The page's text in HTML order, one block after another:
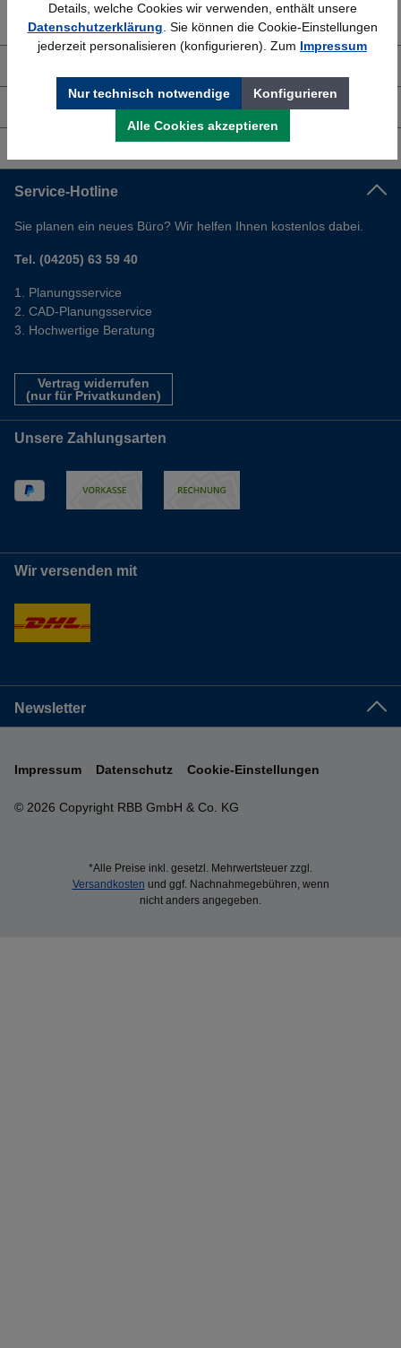
Bewährt seit 1958 (04205) 635940
Shop Service
Service-Hotline
Sie planen ein neues Büro? Wir helfen Ihnen kostenlos dabei.
Tel. (04205) 63 59 40
Planungsservice
CAD-Planungsservice
Hochwertige Beratung
Vertrag widerrufen
(nur für Privatkunden)
Unsere Zahlungsarten
Wir versenden mit
Newsletter
© 2026 Copyright RBB GmbH & Co. KG
Impressum Datenschutz Cookie-Einstellungen
*Alle Preise inkl. gesetzl. Mehrwertsteuer zzgl.
Versandkosten und ggf. Nachnahmegebühren, wenn
nicht anders angegeben.
Details, welche Cookies wir verwenden, enthält unsere
Datenschutzerklärung . Sie können die Cookie-Einstellungen
jederzeit personalisieren (konfigurieren). Zum Impressum
Nur technisch notwendige Konfigurieren
Alle Cookies akzeptieren